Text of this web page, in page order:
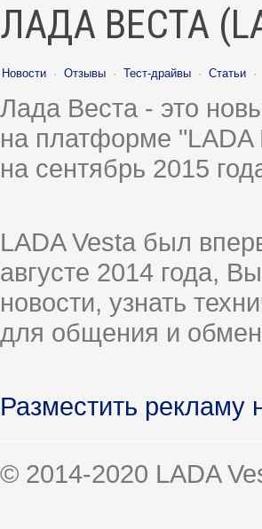
ЛАДА ВЕСТА
Новости · Отзывы · Тест-драйвы · Статьи ·
Лада Веста - это
на платформе "LADA
на сентябрь 2015
LADA Vesta был
августе 2014 года,
новости, узнать
для общения и
Разместить рекламу
© 2014-2020 LADA